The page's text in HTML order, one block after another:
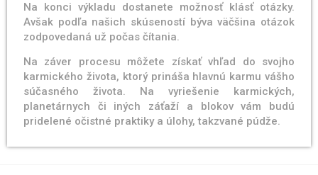
Na konci výkladu dostanete možnosť klásť otázky.
Avšak podľa našich skúseností býva väčšina otázok
zodpovedaná už počas čítania.
Na záver procesu môžete získať vhľad do svojho
karmického života, ktorý prináša hlavnú karmu vášho
súčasného života. Na vyriešenie karmických,
planetárnych či iných záťaží a blokov vám budú
pridelené očistné praktiky a úlohy, takzvané púdže.